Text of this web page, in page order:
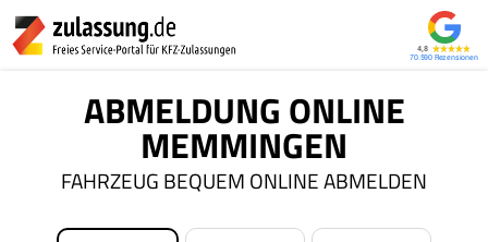
4,8
70.590
ABMELDUNG ONLINE
MEMMINGEN
FAHRZEUG BEQUEM ONLINE ABMELDEN